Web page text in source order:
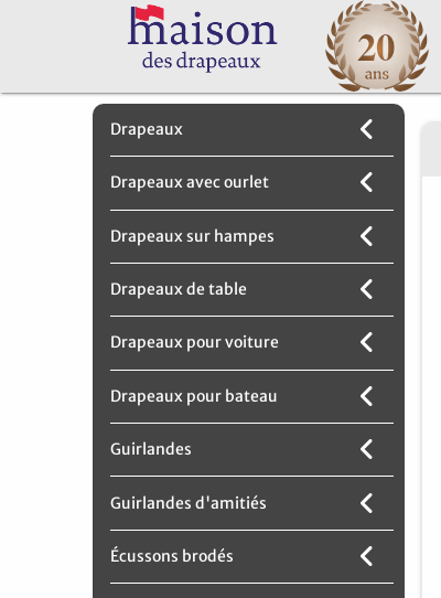
Drapeaux
Drapeaux avec ourlet
Drapeaux sur hampes
Drapeaux de table
Drapeaux pour voiture
Drapeaux pour bateau
Guirlandes
Guirlandes d'amitiés
Écussons brodés